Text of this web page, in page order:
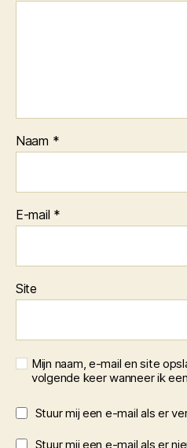
Naam *
E-mail *
Site
Mijn naam, e-mail en site
volgende keer wanneer ik
Stuur mij een e-mail als er
Stuur mij een e-mail als er